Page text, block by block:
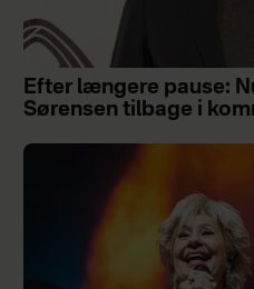
Efter længere pause:
Sørensen tilbage i